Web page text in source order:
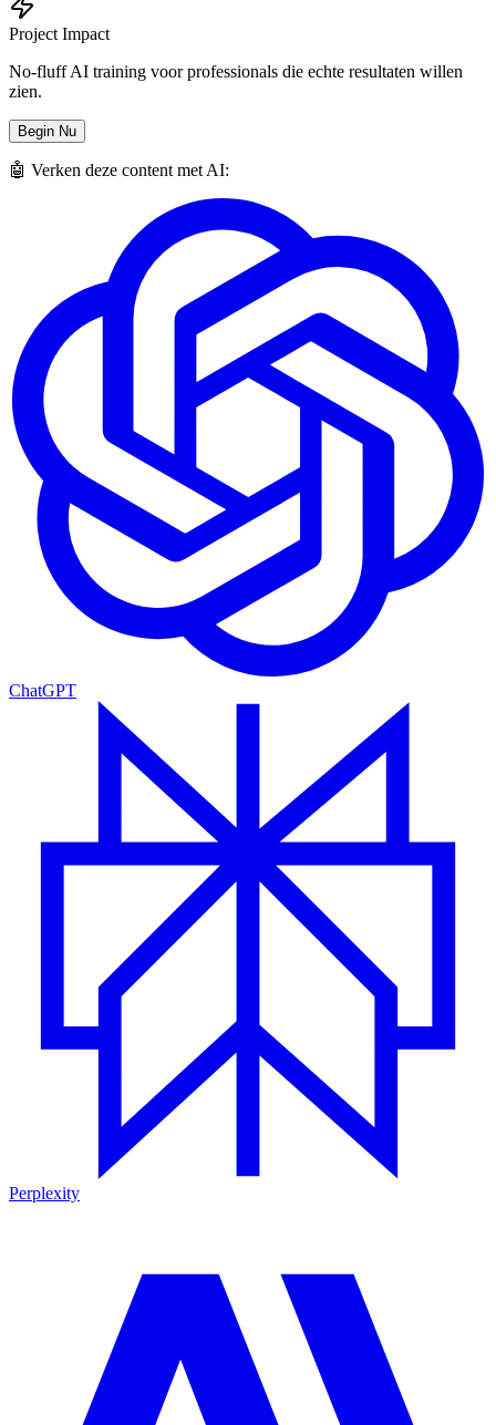
Project Impact
No-fluff AI training voor professionals die echte resultaten willen
zien.
Begin Nu
🤖 Verken deze content met AI:
ChatGPT
Perplexity